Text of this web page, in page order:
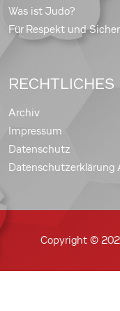
Was ist Judo?
Für Respekt und
RECHTLICHES
Archiv
Impressum
Datenschutz
Datenschutzerklärung
Copyright ©